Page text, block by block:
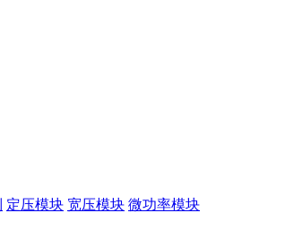
定压模块 宽压模块 微功率模块